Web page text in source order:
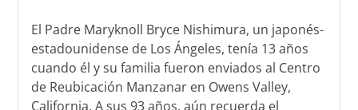
El Padre Maryknoll Bryce Nishimura, un japonés-
estadounidense de Los Ángeles, tenía 13 años
cuando él y su familia fueron enviados al Centro
de Reubicación Manzanar en Owens Valley,
California. A sus 93 años, aún recuerda el